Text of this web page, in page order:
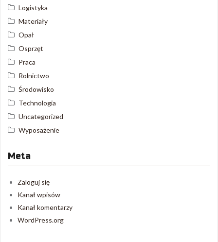
Logistyka
Materiały
Opał
Osprzęt
Praca
Rolnictwo
Środowisko
Technologia
Uncategorized
Wyposażenie
Meta
Zaloguj się
Kanał wpisów
Kanał komentarzy
WordPress.org